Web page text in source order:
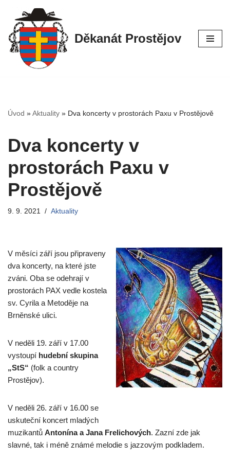
Přeskočit
na
obsah
Děkanát Prostějov
Úvod »Aktuality » Dva koncerty v prostorách Paxu v Prostějově
Dva koncerty v
prostorách Paxu v
Prostějově
9. 9. 2021 Aktuality
V měsíci září jsou připraveny
dva koncerty, na které jste
zváni. Oba se odehrají v
prostorách PAX vedle kostela
sv. Cyrila a Metoděje na
Brněnské ulici.
V neděli 19. září v 17.00
vystoupí hudební skupina
„StS“ (folk a country
Prostějov).
V neděli 26. září v 16.00 se
uskuteční koncert mladých
muzikantů Antonína a Jana Frelichových. Zazní zde jak
slavné, tak i méně známé melodie s jazzovým podkladem.